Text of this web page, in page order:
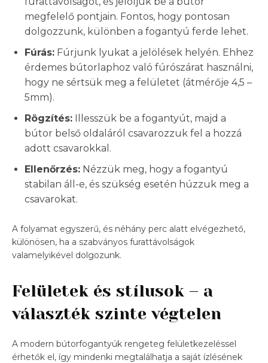
megfelelő pontjain. Fontos, hogy pontosan
dolgozzunk, különben a fogantyú ferde lehet.
Fúrás: Fúrjunk lyukat a jelölések helyén. Ehhez
érdemes bútorlaphoz való fúrószárat használni,
hogy ne sértsük meg a felületet (átmérője 4,5 –
5mm).
Rögzítés: Illesszük be a fogantyút, majd a
bútor belső oldaláról csavarozzuk fel a hozzá
adott csavarokkal.
Ellenőrzés: Nézzük meg, hogy a fogantyú
stabilan áll-e, és szükség esetén húzzuk meg a
csavarokat.
A folyamat egyszerű, és néhány perc alatt elvégezhető,
különösen, ha a szabványos furattávolságok
valamelyikével dolgozunk.
Felületek és stílusok – a
választék szinte végtelen
A modern bútorfogantyúk rengeteg felületkezeléssel
érhetők el, így mindenki megtalálhatja a saját ízlésének